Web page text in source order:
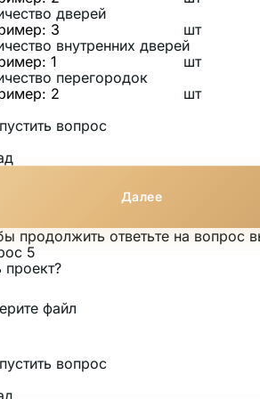
дверей
шт
внутренних дверей
шт
перегородок
шт
вопрос
Далее
продолжить ответьте на вопрос
5
проект?
файл
вопрос